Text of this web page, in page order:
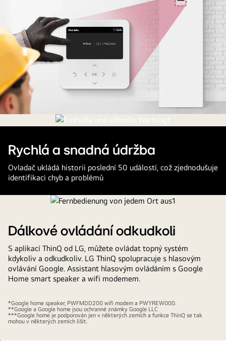
Rychlá a snadná údržba
Ovladač ukládá historii poslední 50 událostí, což zjednodušuje
identifikaci chyb a problémů
Dálkové ovládání odkudkoli
S aplikací ThinQ od LG, můžete ovládat topný systém
kdykoliv a odkudkoliv. LG ThinQ spolupracuje s hlasovým
ovlávání Google. Assistant hlasovým ovládáním s Google
Home smart speaker a wifi modemem.
*Google home speaker, PWFMDD200 wifi modem a PWYREW000.
**Google a Google home jsou ochranné známky Google LLC
***Google home je podporován jen v některých zemích a funkce ThinQ se tak
mohou v některých zemích lišit.